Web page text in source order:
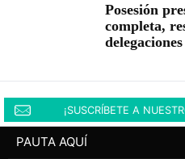
Posesión
completa,
¡SUSCRÍBETE A
PAUTA AQUÍ